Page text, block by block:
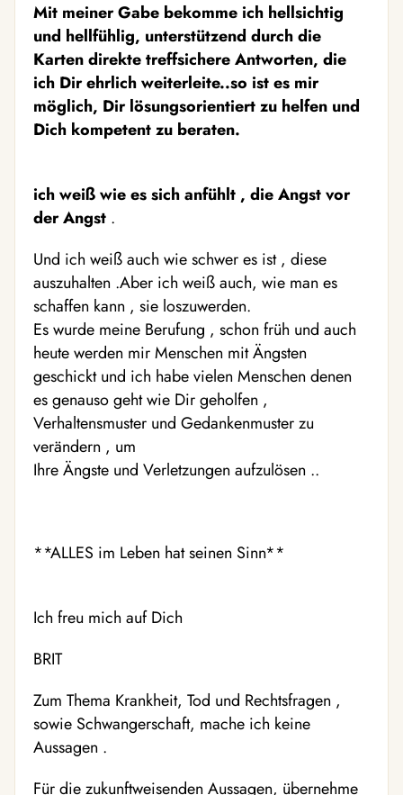
Mit meiner Gabe bekomme ich hellsichtig
und hellfühlig, unterstützend durch die
Karten direkte treffsichere Antworten, die
ich Dir ehrlich weiterleite..so ist es mir
möglich, Dir lösungsorientiert zu helfen und
Dich kompetent zu beraten.
ich weiß wie es sich anfühlt , die Angst vor
der Angst .
Und ich weiß auch wie schwer es ist , diese
auszuhalten .Aber ich weiß auch, wie man es
schaffen kann , sie loszuwerden.
Es wurde meine Berufung , schon früh und auch
heute werden mir Menschen mit Ängsten
geschickt und ich habe vielen Menschen denen
es genauso geht wie Dir geholfen ,
Verhaltensmuster und Gedankenmuster zu
verändern , um
Ihre Ängste und Verletzungen aufzulösen ..
**ALLES im Leben hat seinen Sinn**
Ich freu mich auf Dich
BRIT
Zum Thema Krankheit, Tod und Rechtsfragen ,
sowie Schwangerschaft, mache ich keine
Aussagen .
Für die zukunftweisenden Aussagen, übernehme